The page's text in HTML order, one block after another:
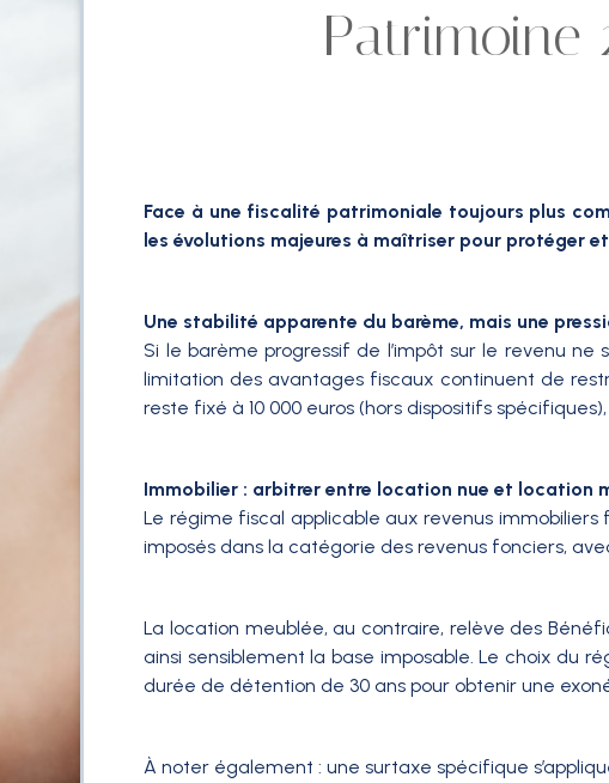
Patrimoine
Face à une fiscalité patrimoniale toujours plus
les évolutions majeures à maîtriser pour protéger
Une stabilité apparente du barème, mais une
Si le barème progressif de l’impôt sur le revenu
limitation des avantages fiscaux continuent de
reste fixé à 10 000 euros (hors dispositifs
Immobilier : arbitrer entre location nue et location
Le régime fiscal applicable aux revenus
imposés dans la catégorie des revenus fonciers,
La location meublée, au contraire, relève des
ainsi sensiblement la base imposable. Le choix du
durée de détention de 30 ans pour obtenir une
À noter également : une surtaxe spécifique